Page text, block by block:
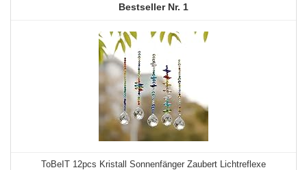
1
ToBeIT 12pcs Kristall Sonnenfänger Zaubert Lichtreflexe